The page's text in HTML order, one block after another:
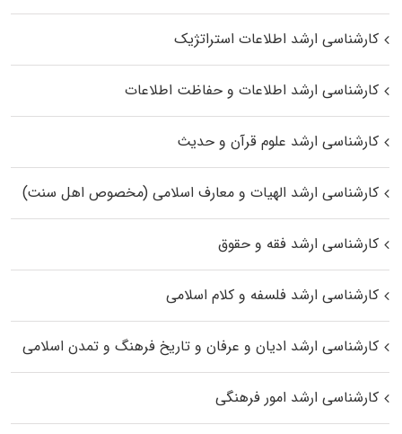
کارشناسی ارشد اطلاعات استراتژیک
کارشناسی ارشد اطلاعات و حفاظت اطلاعات
کارشناسی ارشد علوم قرآن و حدیث
کارشناسی ارشد الهیات و معارف اسلامی (مخصوص اهل سنت)
کارشناسی ارشد فقه و حقوق
کارشناسی ارشد فلسفه و کلام اسلامی
کارشناسی ارشد ادیان و عرفان و تاریخ فرهنگ و تمدن اسلامی
کارشناسی ارشد امور فرهنگی